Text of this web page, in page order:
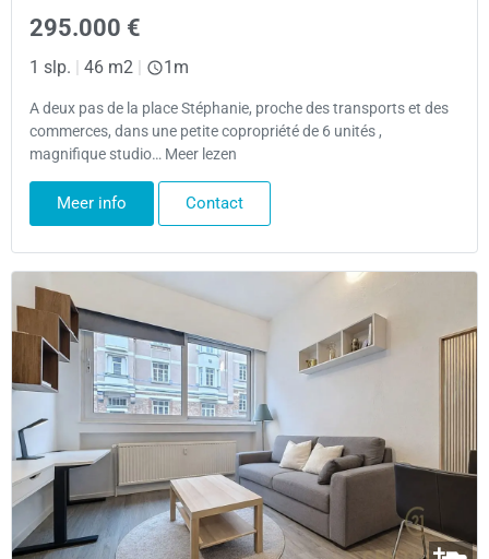
295.000 €
1 slp. 46 m2 1m
A deux pas de la place Stéphanie, proche des transports et des
commerces, dans une petite copropriété de 6 unités ,
magnifique studio… Meer lezen
Meer info Contact